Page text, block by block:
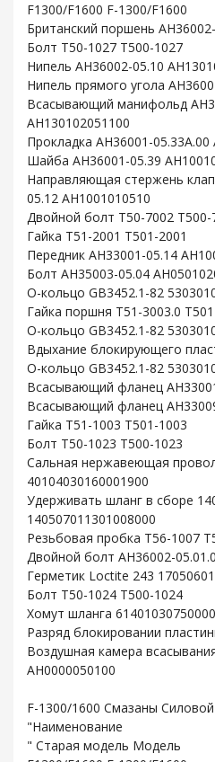
F1300/F1600 F-1300/F1600
Британский поршень
Болт T50-1027 T500-1027
Нипель AH36002-05.10
Нипель прямого угола
Всасывающий манифольд
AH130102051100
Прокладка AH36001-05.33A.00
Шайба AH36001-05.39
Направляющая стержень
05.12 AH1001010510
Двойной болт T50-7002 T500-
Гайка T51-2001 T501-2001
Передник AH33001-05.14
Болт AH35003-05.04
O-кольцо GB3452.1-82
Гайка поршня T51-3003.0
O-кольцо GB3452.1-82
Вдыхание блокирующего
O-кольцо GB3452.1-82
Всасывающий фланец
Всасывающий фланец
Гайка T51-1003 T501-1003
Болт T50-1023 T500-1023
Сальная нержавеющая
40104030160001900
Удерживать шланг в сборе
140507011301008000
Резьбовая пробка T56-1007
Двойной болт AH36002-
Герметик Loctite 243
Болт T50-1024 T500-1024
Хомут шланга
Разряд блокировании
Воздушная камера
AH0000050100
F-1300/1600 Смазаны
"Наименование
" Старая модель Модель